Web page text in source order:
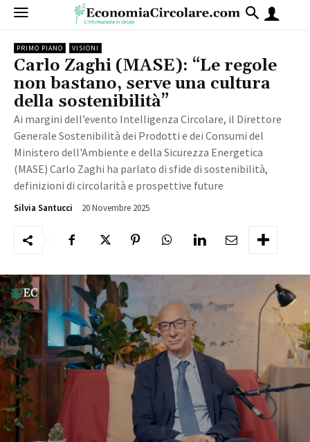
PRIMO PIANO VISIONI
Carlo Zaghi (MASE): “Le regole
non bastano, serve una cultura
della sostenibilità”
Ai margini dell’evento Intelligenza Circolare, il Direttore
Generale Sostenibilità dei Prodotti e dei Consumi del
Ministero dell'Ambiente e della Sicurezza Energetica
(MASE) Carlo Zaghi ha parlato di sfide di sostenibilità,
definizioni di circolarità e prospettive future
Silvia Santucci 20 Novembre 2025